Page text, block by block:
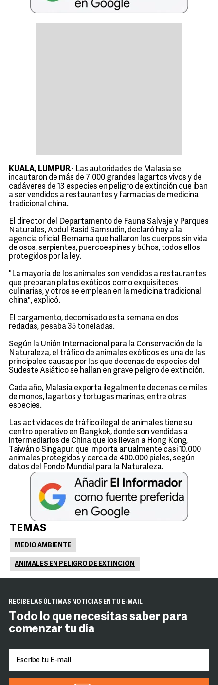
KUALA, LUMPUR.- Las autoridades de Malasia se
incautaron de más de 7.000 grandes lagartos vivos y de
cadáveres de 13 especies en peligro de extinción que iban
a ser vendidos a restaurantes y farmacias de medicina
tradicional china.
El director del Departamento de Fauna Salvaje y Parques
Naturales, Abdul Rasid Samsudin, declaró hoy a la
agencia oficial Bernama que hallaron los cuerpos sin vida
de osos, serpientes, puercoespines y búhos, todos ellos
protegidos por la ley.
"La mayoría de los animales son vendidos a restaurantes
que preparan platos exóticos como exquisiteces
culinarias, y otros se emplean en la medicina tradicional
china", explicó.
El cargamento, decomisado esta semana en dos
redadas, pesaba 35 toneladas.
Según la Unión Internacional para la Conservación de la
Naturaleza, el tráfico de animales exóticos es una de las
principales causas por las que decenas de especies del
Sudeste Asiático se hallan en grave peligro de extinción.
Cada año, Malasia exporta ilegalmente decenas de miles
de monos, lagartos y tortugas marinas, entre otras
especies.
Las actividades de tráfico ilegal de animales tiene su
centro operativo en Bangkok, donde son vendidas a
intermediarios de China que los llevan a Hong Kong,
Taiwán o Singapur, que importa anualmente casi 10.000
animales protegidos y cerca de 400.000 pieles, según
datos del Fondo Mundial para la Naturaleza.
TEMAS
MEDIO AMBIENTE
ANIMALES EN PELIGRO DE EXTINCIÓN
RECIBE LAS ÚLTIMAS NOTICIAS EN TU E-MAIL
Todo lo que necesitas saber para
comenzar tu día